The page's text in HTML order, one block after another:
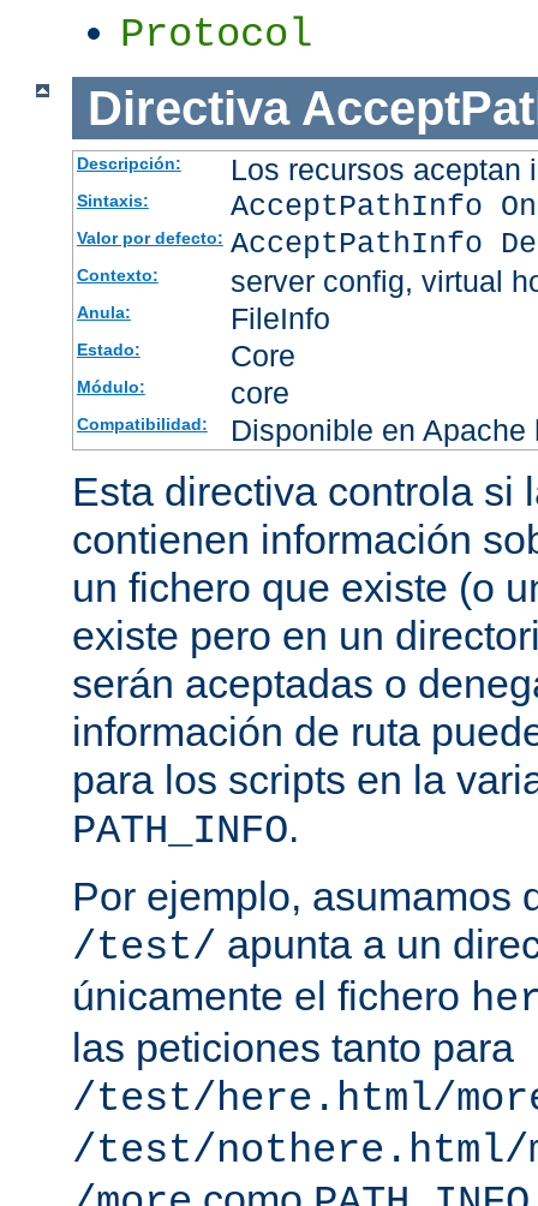
Protocol
Directiva
Descripción: Los recursos aceptan
Sintaxis: AcceptPathInfo
Valor por defecto: AcceptPathInfo
Contexto: server config, virtual
Anula: FileInfo
Estado: Core
Módulo: core
Compatibilidad: Disponible en
Esta directiva controla si
contienen información
un fichero que existe (o
existe pero en un
serán aceptadas o
información de ruta
para los scripts en la
PATH_INFO.
Por ejemplo, asumamos
/test/ apunta a un
únicamente el fichero
las peticiones tanto para
/test/here.html/
/test/nothere.html/